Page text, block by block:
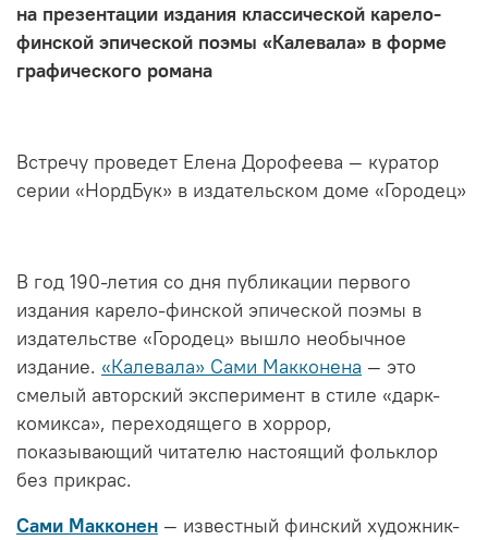
на презентации издания классической карело-
финской эпической поэмы «Калевала» в форме
графического романа
Встречу проведет Елена Дорофеева — куратор
серии «НордБук» в издательском доме «Городец»
В год 190-летия со дня публикации первого
издания карело-финской эпической поэмы в
издательстве «Городец» вышло необычное
издание. «Калевала» Сами Макконена — это
смелый авторский эксперимент в стиле «дарк-
комикса», переходящего в хоррор,
показывающий читателю настоящий фольклор
без прикрас.
Сами Макконен — известный финский художник-